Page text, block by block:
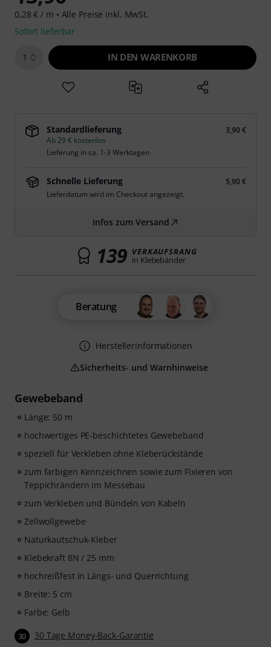
Gewebeband
Länge: 50 m
hochwertiges PE-beschichtetes Gewebeband
speziell für Verkleben ohne Kleberückstände
zum farbigen Kennzeichnen sowie zum Fixieren von
Teppichrändern im Messebau
zum Verkleben und Bündeln von Kabeln
Zellwollgewebe
Naturkautschuk-Kleber
Klebekraft 8N / 25 mm
hochreißfest in Längs- und Querrichtung
Breite: 5 cm
Farbe: Gelb
30 30 Tage Money-Back-Garantie
0,28 € / m • Alle Preise inkl. MwSt.
Sofort lieferbar
1 IN DEN WARENKORB
Standardlieferung
3,90 €
Ab 29 € kostenlos
Lieferung in ca. 1-3 Werktagen
Schnelle Lieferung
5,90 €
Lieferdatum wird im Checkout angezeigt.
Infos zum Versand
139 VERKAUFSRANG
in Klebebänder
Beratung
Herstellerinformationen
Sicherheits- und Warnhinweise